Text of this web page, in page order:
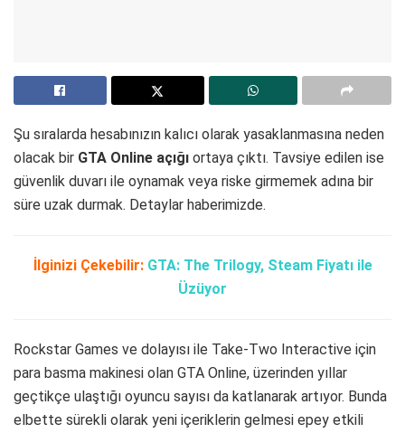
Şu sıralarda hesabınızın kalıcı olarak yasaklanmasına neden
olacak bir GTA Online açığı ortaya çıktı. Tavsiye edilen ise
güvenlik duvarı ile oynamak veya riske girmemek adına bir
süre uzak durmak. Detaylar haberimizde.
İlginizi Çekebilir: GTA: The Trilogy, Steam Fiyatı ile
Üzüyor
Rockstar Games ve dolayısı ile Take-Two Interactive için
para basma makinesi olan GTA Online, üzerinden yıllar
geçtikçe ulaştığı oyuncu sayısı da katlanarak artıyor. Bunda
elbette sürekli olarak yeni içeriklerin gelmesi epey etkili